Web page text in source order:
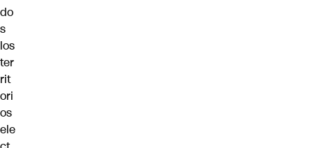
do
s
los
ter
rit
ori
os
ele